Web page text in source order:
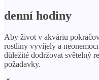
denní hodiny
Aby život v akváriu
rostliny vyvíjely a
důležité dodržovat světelný
požadavky.